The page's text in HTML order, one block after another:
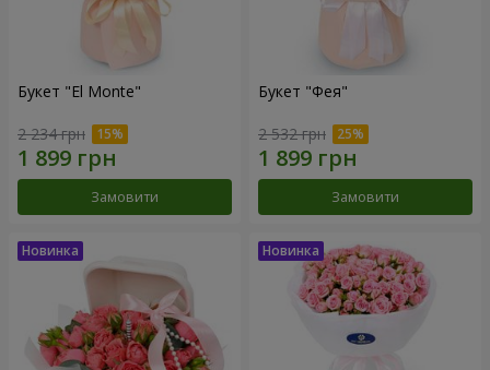
Букет "El Monte"
2 234 грн
Замовити
Букет "Фея"
2 532 грн
Замовити